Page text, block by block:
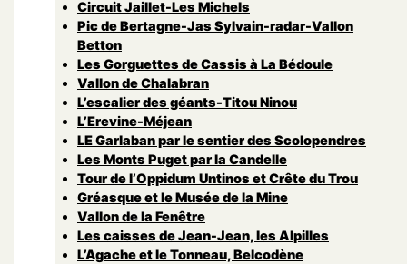
Circuit Jaillet-Les Michels
Pic de Bertagne-Jas Sylvain-radar-Vallon
Betton
Les Gorguettes de Cassis à La Bédoule
Vallon de Chalabran
L’escalier des géants-Titou Ninou
L’Erevine-Méjean
LE Garlaban par le sentier des Scolopendres
Les Monts Puget par la Candelle
Tour de l’Oppidum Untinos et Crête du Trou
Gréasque et le Musée de la Mine
Vallon de la Fenêtre
Les caisses de Jean-Jean, les Alpilles
L’Agache et le Tonneau, Belcodène